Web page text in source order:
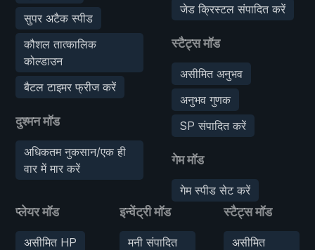
सुपर अटैक स्पीड
कौशल तात्कालिक
कोल्डाउन
बैटल टाइमर फ्रीज करें
दुश्मन मॉड
अधिकतम नुकसान/एक ही
वार में मार करें
जेड क्रिस्टल संपादित करें
स्टैट्स मॉड
असीमित अनुभव
अनुभव गुणक
SP संपादित करें
गेम मॉड
गेम स्पीड सेट करें
प्लेयर मॉड
असीमित HP
इन्वेंट्री मॉड
मनी संपादित
स्टैट्स मॉड
असीमित